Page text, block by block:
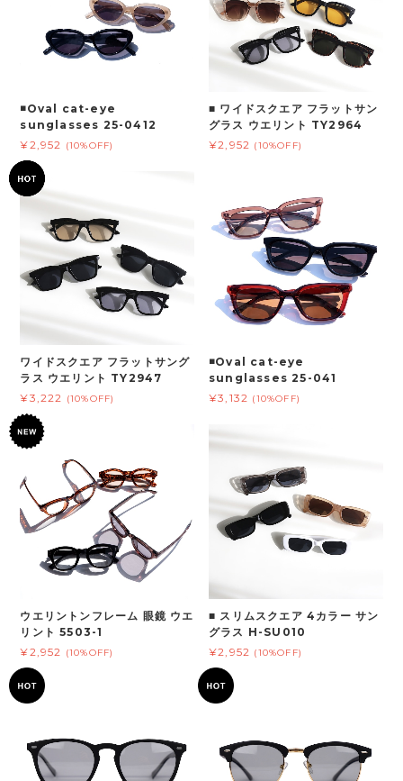
◾️Oval cat-eye
sunglasses 25-0412
¥2,952
(10%OFF)
■ ワイドスクエア フラットサン
グラス ウエリント TY2964
¥2,952 (10%OFF)
ワイドスクエア フラットサング
ラス ウエリント TY2947
¥3,222 (10%OFF)
◾️Oval cat-eye
sunglasses 25-041
¥3,132 (10%OFF)
ウエリントンフレーム 眼鏡 ウエ
リント 5503-1
¥2,952
(10%OFF)
■ スリムスクエア 4カラー サン
グラス H-SU010
¥2,952 (10%OFF)